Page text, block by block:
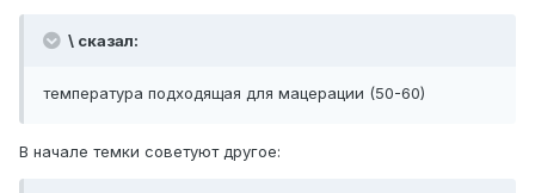
\ сказал:
температура подходящая для мацерации (50-60)
В начале темки советуют другое: